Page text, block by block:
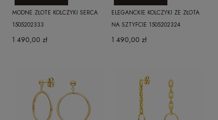
MODNE ZŁOTE KOLCZYKI SERCA
1505202333
1 490,00 zł
ELEGANCKIE KOLCZYKI ZE ZŁOTA
NA SZTYFCIE 1505202324
1 490,00 zł